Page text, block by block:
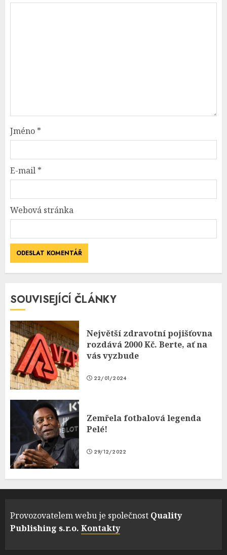
Jméno *
E-mail *
Webová stránka
SOUVISEJÍCÍ ČLÁNKY
Největší zdravotní pojišťovna
rozdává 2000 Kč. Berte, ať na
vás vyzbude
22/01/2024
Zemřela fotbalová legenda
Pelé!
29/12/2022
Provozovatelem webu je společnost Quality
Publishing s.r.o. Kontakty